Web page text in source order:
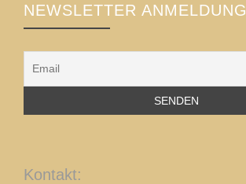
NEWSLETTER ANMELDUNG
Kontakt: